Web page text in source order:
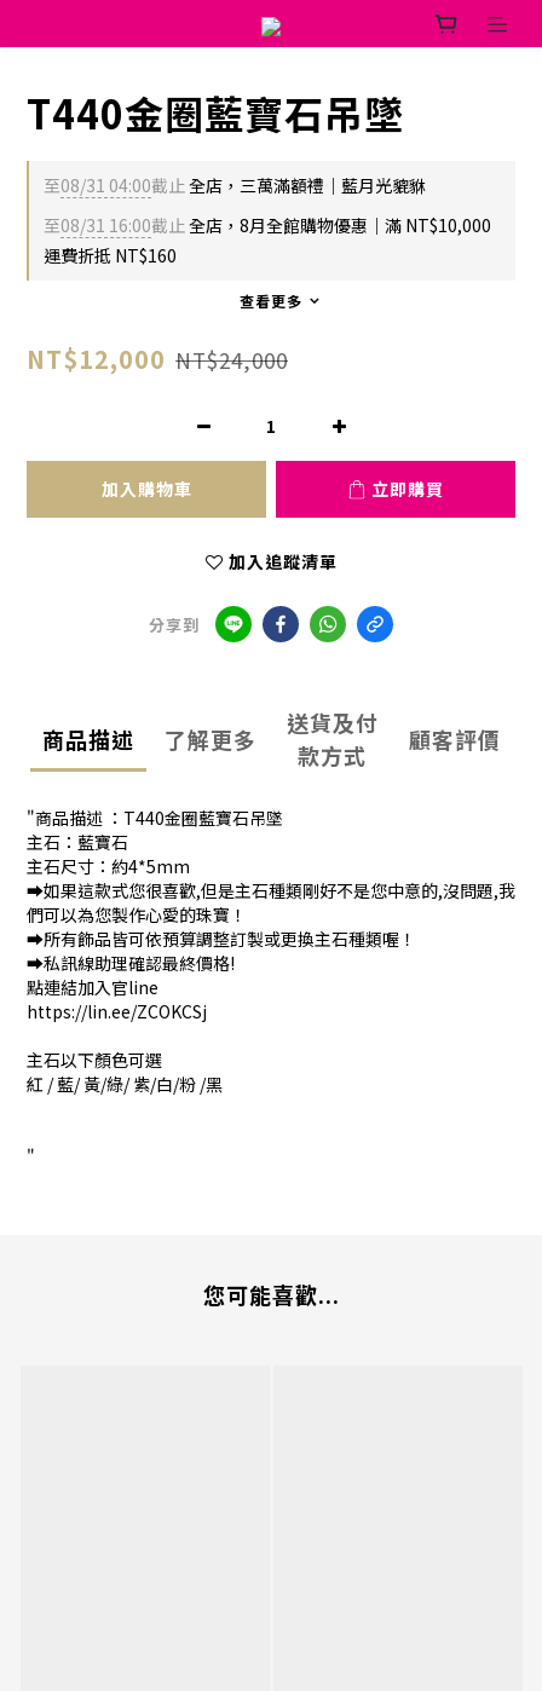
T440金圈藍寶石吊墜
至08/31 04:00截止全店，三萬滿額禮｜藍月光貔貅
至08/31 16:00截止全店，8月全館購物優惠｜滿 NT$10,000
運費折抵 NT$160
查看更多
NT$12,000 NT$24,000
加入購物車 立即購買
加入追蹤清單
分享到
商品描述 了解更多
送貨及付
款方式
顧客評價
"商品描述 ：T440金圈藍寶石吊墜
主石：藍寶石
主石尺寸：約4*5mm
➡️如果這款式您很喜歡,但是主石種類剛好不是您中意的,沒問題,我
們可以為您製作心愛的珠寶！
➡️所有飾品皆可依預算調整訂製或更換主石種類喔！
➡️私訊線助理確認最終價格!
點連結加入官line
https://lin.ee/ZCOKCSj
主石以下顏色可選
紅 / 藍/ 黃/綠/ 紫/白/粉 /黑
"
您可能喜歡...